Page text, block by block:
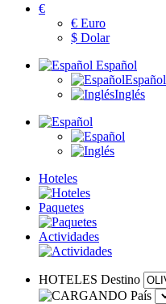
€
€ Euro
$ Dolar
Español
Español
Inglés
Hoteles
Paquetes
Actividades
HOTELES Destino
País